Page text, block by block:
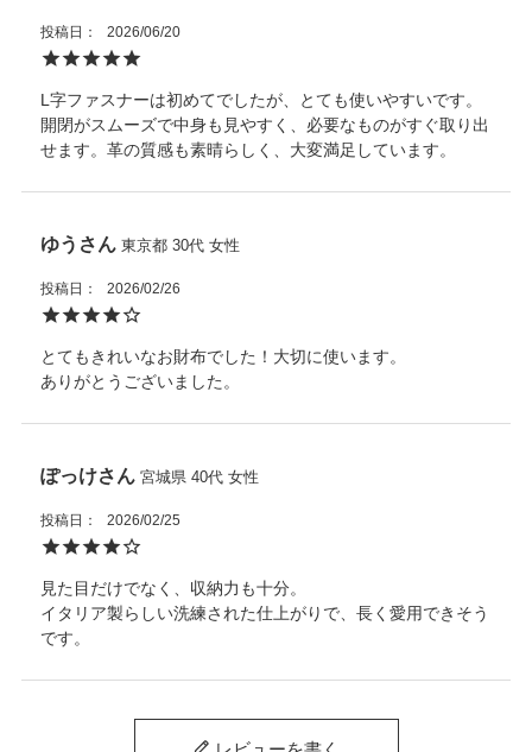
投稿日 2026/06/20
L字ファスナーは初めてでしたが、とても使いやすいです。
開閉がスムーズで中身も見やすく、必要なものがすぐ取り出
せます。革の質感も素晴らしく、大変満足しています。
ゆう 東京都 30代 女性
投稿日 2026/02/26
とてもきれいなお財布でした！大切に使います。
ありがとうございました。
ぽっけ 宮城県 40代 女性
投稿日 2026/02/25
見た目だけでなく、収納力も十分。
イタリア製らしい洗練された仕上がりで、長く愛用できそう
です。